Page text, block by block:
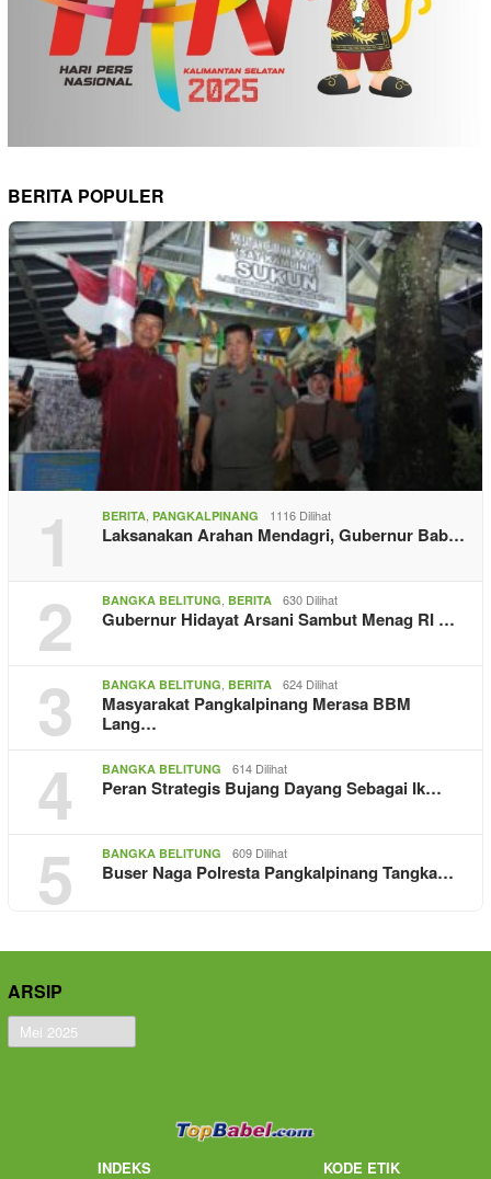
BERITA POPULER
1 BERITA PANGKALPINANG 1116 Dilihat
Laksanakan Arahan Mendagri, Gubernur Bab…
2 BANGKA BELITUNG BERITA 630 Dilihat
Gubernur Hidayat Arsani Sambut Menag RI …
3 BANGKA BELITUNG BERITA 624 Dilihat
Masyarakat Pangkalpinang Merasa BBM
Lang…
4 BANGKA BELITUNG 614 Dilihat
Peran Strategis Bujang Dayang Sebagai Ik…
5 BANGKA BELITUNG 609 Dilihat
Buser Naga Polresta Pangkalpinang Tangka…
ARSIP
Arsip
INDEKS KODE ETIK